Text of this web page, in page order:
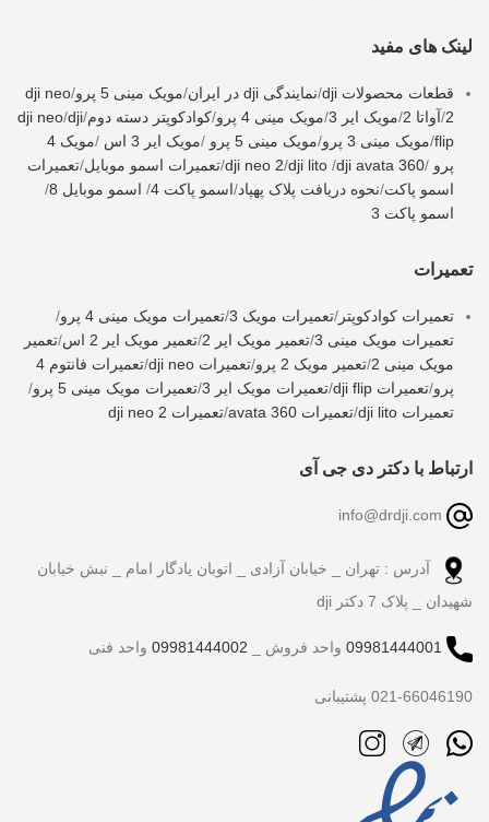
لینک های مفید
قطعات محصولات dji /نمایندگی dji در ایران /مویک مینی 5 پرو /
dji neo
2
/آواتا 2 /مویک ایر 3 /مویک مینی 4 پرو /کوادکوپتر دسته دوم/
dji neo/dji
flip
/مویک مینی 3 پرو /مویک مینی 5 پرو /مویک ایر 3 اس /
مویک 4
پرو /
dji neo 2/dji lito /dji avata 360
/تعمیرات اسمو موبایل/تعمیرات
اسمو پاکت/نحوه دریافت پلاک پهپاد/اسمو پاکت 4 / اسمو موبایل 8
/
اسمو پاکت 3
تعمیرات
تعمیرات کوادکوپتر /تعمیرات مویک 3 /تعمیرات مویک مینی 4 پرو
/
تعمیرات مویک مینی 3
/تعمیر مویک ایر 2 /تعمیر مویک ایر 2 اس /تعمیر
مویک مینی 2
/تعمیر مویک 2 پرو /تعمیرات dji neo /
تعمیرات فانتوم 4
پرو/تعمیرات dji flip /تعمیرات مویک ایر 3 /تعمیرات مویک مینی 5 پرو
/
تعمیرات dji lito
/تعمیرات avata 360 /تعمیرات dji neo 2
ارتباط با دکتر دی جی آی
آدرس : تهران _ خیابان آزادی _ اتوبان یادگار امام _ نبش خیابان
شهیدان _ پلاک 7 دکتر dji
09981444001 واحد فروش _ 09981444002 واحد فنی
021-66046190 پشتیبانی